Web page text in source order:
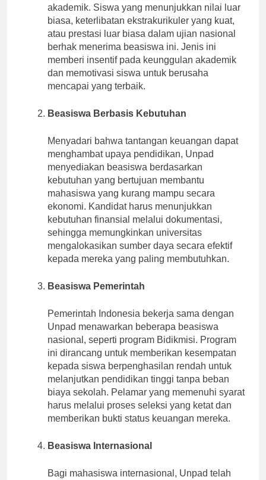
akademik. Siswa yang menunjukkan nilai luar
biasa, keterlibatan ekstrakurikuler yang kuat,
atau prestasi luar biasa dalam ujian nasional
berhak menerima beasiswa ini. Jenis ini
memberi insentif pada keunggulan akademik
dan memotivasi siswa untuk berusaha
mencapai yang terbaik.
Beasiswa Berbasis Kebutuhan
Menyadari bahwa tantangan keuangan dapat
menghambat upaya pendidikan, Unpad
menyediakan beasiswa berdasarkan
kebutuhan yang bertujuan membantu
mahasiswa yang kurang mampu secara
ekonomi. Kandidat harus menunjukkan
kebutuhan finansial melalui dokumentasi,
sehingga memungkinkan universitas
mengalokasikan sumber daya secara efektif
kepada mereka yang paling membutuhkan.
Beasiswa Pemerintah
Pemerintah Indonesia bekerja sama dengan
Unpad menawarkan beberapa beasiswa
nasional, seperti program Bidikmisi. Program
ini dirancang untuk memberikan kesempatan
kepada siswa berpenghasilan rendah untuk
melanjutkan pendidikan tinggi tanpa beban
biaya sekolah. Pelamar yang memenuhi syarat
harus melalui proses seleksi yang ketat dan
memberikan bukti status keuangan mereka.
Beasiswa Internasional
Bagi mahasiswa internasional, Unpad telah